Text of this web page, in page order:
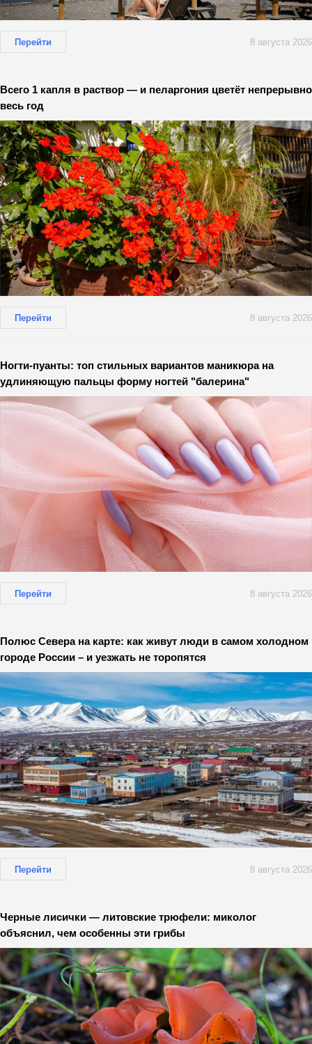
Перейти 8 августа 2026
Всего 1 капля в раствор — и пеларгония цветёт непрерывно
весь год
Перейти 8 августа 2026
Ногти-пуанты: топ стильных вариантов маникюра на
удлиняющую пальцы форму ногтей "балерина"
Перейти 8 августа 2026
Полюс Севера на карте: как живут люди в самом холодном
городе России – и уезжать не торопятся
Перейти 8 августа 2026
Черные лисички — литовские трюфели: миколог
объяснил, чем особенны эти грибы